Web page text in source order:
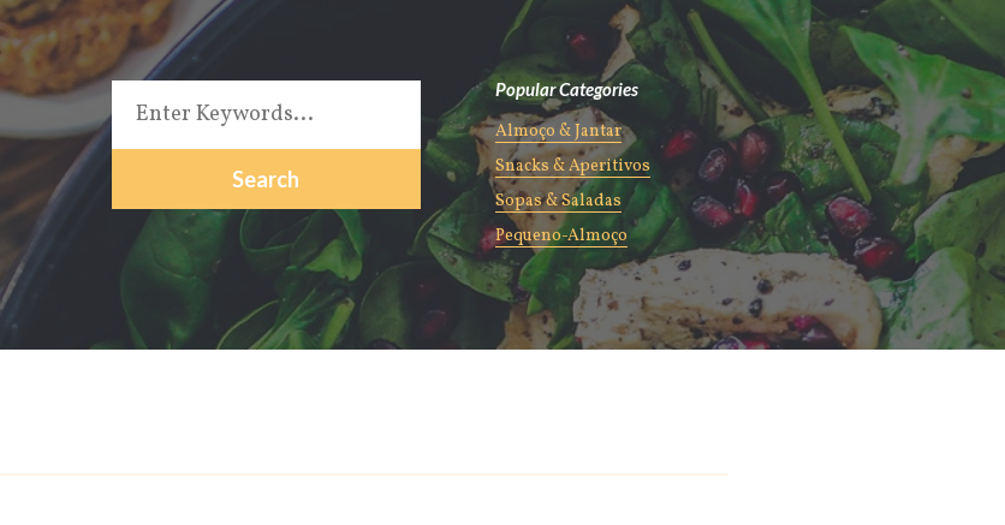
Popular Categories
Almoço & Jantar
Snacks & Aperitivos
Sopas & Saladas
Pequeno-Almoço